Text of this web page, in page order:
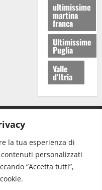
la tua esperienza di
personalizzati
“Accetta tutti”,
ultimissime
martina
franca
Ultimissime
Puglia
Valle
d'Itria